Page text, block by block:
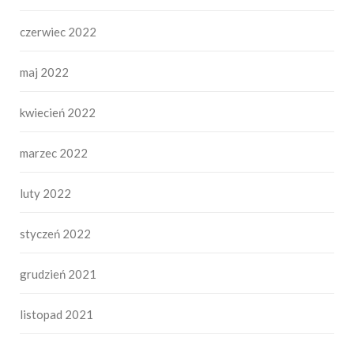
czerwiec 2022
maj 2022
kwiecień 2022
marzec 2022
luty 2022
styczeń 2022
grudzień 2021
listopad 2021